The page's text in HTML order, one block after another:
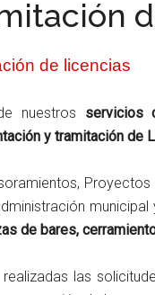
de licencias
nuestros servicios
y tramitación de
municipal
de bares,
realizadas las